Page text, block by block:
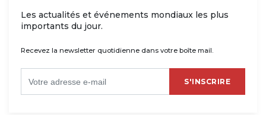
Les actualités et événements mondiaux les plus
importants du jour.
Recevez la newsletter quotidienne dans votre boîte mail.
S'INSCRIRE